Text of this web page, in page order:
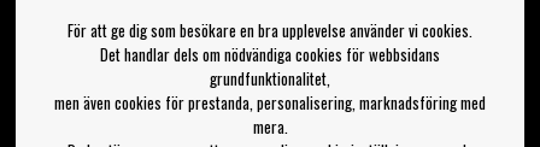
Om Bengans
FAQ / Köp- & Leveransvillkor
Din sida
Logga ut
Jag vill ha tips från Bengans
För att ge dig som besökare en bra upplevelse använder vi cookies.
Det handlar dels om nödvändiga cookies för webbsidans
grundfunktionalitet,
men även cookies för prestanda, personalisering, marknadsföring med
mera.